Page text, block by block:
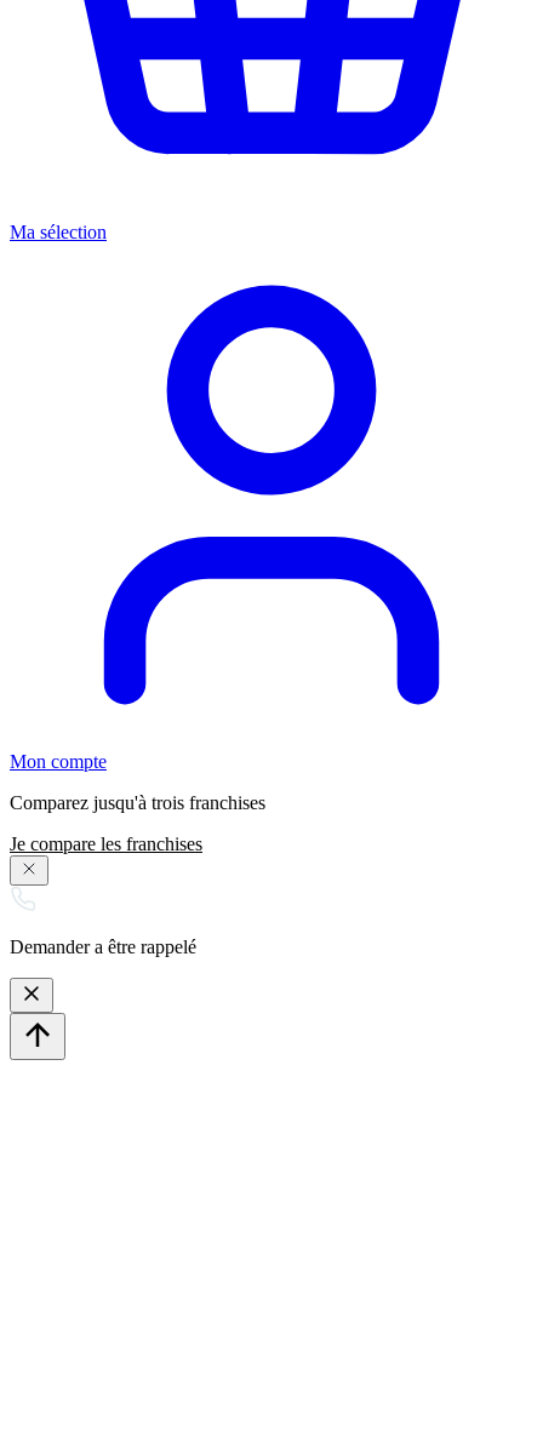
Ma sélection
Mon compte
Comparez jusqu'à trois franchises
Je compare les franchises
Demander a être rappelé